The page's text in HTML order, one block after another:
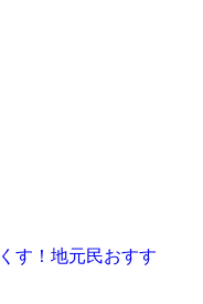
す！地元民おすす